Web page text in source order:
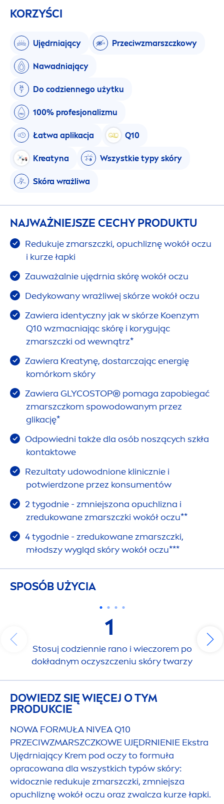
KORZYŚCI
Ujędrniający Przeciwzmarszczkowy
Nawadniający
Do codziennego użytku
100% profesjonalizmu
Łatwa aplikacja Q10
Kreatyna Wszystkie typy skóry
Skóra wrażliwa
NAJWAŻNIEJSZE CECHY PRODUKTU
Redukuje zmarszczki, opuchliznę wokół oczu
i kurze łapki
Zauważalnie ujędrnia skórę wokół oczu
Dedykowany wrażliwej skórze wokół oczu
Zawiera identyczny jak w skórze Koenzym
Q10 wzmacniając skórę i korygując
zmarszczki od wewnątrz*
Zawiera Kreatynę, dostarczając energię
komórkom skóry
Zawiera GLYCOSTOP® pomaga zapobiegać
zmarszczkom spowodowanym przez
glikację*
Odpowiedni także dla osób noszących szkła
kontaktowe
Rezultaty udowodnione klinicznie i
potwierdzone przez konsumentów
2 tygodnie - zmniejszona opuchlizna i
zredukowane zmarszczki wokół oczu**
4 tygodnie - zredukowane zmarszczki,
młodszy wygląd skóry wokół oczu***
SPOSÓB UŻYCIA
1
Stosuj codziennie rano i wieczorem po
dokładnym oczyszczeniu skóry twarzy
DOWIEDZ SIĘ WIĘCEJ O TYM
PRODUKCIE
NOWA FORMUŁA NIVEAQ10
PRZECIWZMARSZCZKOWE UJĘDRNIENIE Ekstra
Ujędrniający Krem pod oczy to formuła
opracowana dla wszystkich typów skóry:
widocznie redukuje zmarszczki, zmniejsza
opuchliznę wokół oczu oraz zwalcza kurze łapki.